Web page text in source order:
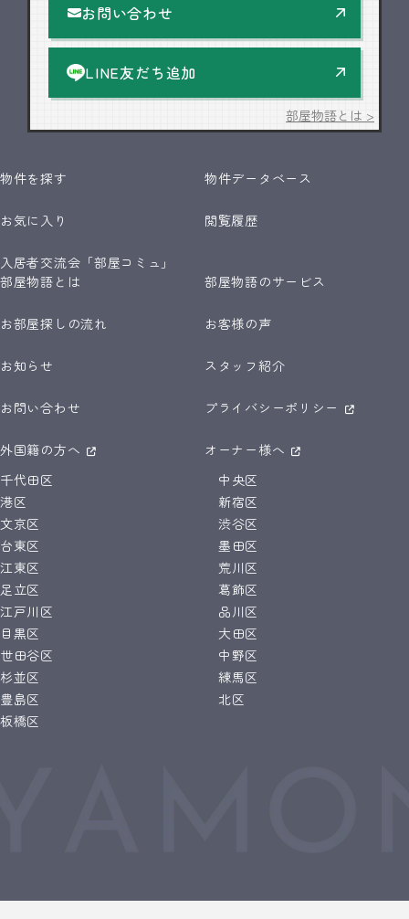
お問い合わせ
LINE友だち追加
部屋物語とは >
物件を探す 物件データベース
お気に入り 閲覧履歴
入居者交流会「部屋コミュ」
部屋物語とは
部屋物語のサービス
お部屋探しの流れ お客様の声
お知らせ スタッフ紹介
お問い合わせ プライバシーポリシー
外国籍の方へ
オーナー様へ
千代田区
中央区
港区
新宿区
文京区
渋谷区
台東区
墨田区
江東区
荒川区
足立区
葛飾区
江戸川区
品川区
目黒区
大田区
世田谷区
中野区
杉並区
練馬区
豊島区
北区
板橋区